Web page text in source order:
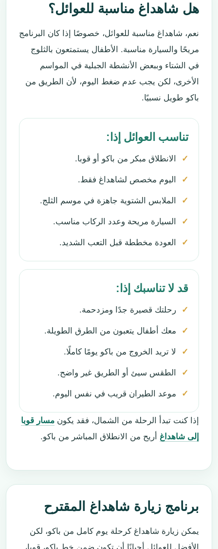
هل شاهداغ مناسبة للعوائل؟
نعم، شاهداغ مناسبة للعوائل، خصوصًا إذا كان البرنامج
مريحًا والسيارة مناسبة. الأطفال يستمتعون بالثلوج
في الشتاء وببعض الأنشطة الجبلية في المواسم
الأخرى، لكن يجب عدم ضغط اليوم، لأن الطريق من
باكو طويل نسبيًا.
تناسب العوائل إذا:
الانطلاق مبكر من باكو أو قوبا.
اليوم مخصص لشاهداغ فقط.
الملابس الشتوية جاهزة في موسم الثلج.
السيارة مريحة وعدد الركاب مناسب.
العودة مخططة قبل التعب الشديد.
قد لا تناسبك إذا:
رحلتك قصيرة جدًا ومزدحمة.
معك أطفال يتعبون من الطرق الطويلة.
لا تريد الخروج من باكو يومًا كاملًا.
الطقس سيئ أو الطريق غير واضح.
موعد الطيران قريب في نفس اليوم.
إذا كنت تبدأ الرحلة من الشمال، فقد يكون مسار قوبا
إلى شاهداغ أريح من الانطلاق المباشر من باكو.
برنامج زيارة شاهداغ المقترح
يمكن زيارة شاهداغ كرحلة يوم كامل من باكو، لكن
الأفضل للعوائل أحيانًا أن تكون ضمن خط باكو، قوبا،